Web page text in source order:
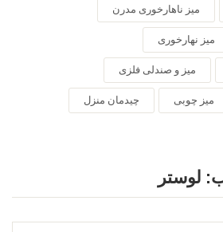
میز ناهارخوری مدرن
میز نهارخوری
میز و صندلی فلزی
میز چوبی چیدمان منزل
لوستر